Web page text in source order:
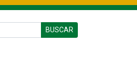
BUSCAR